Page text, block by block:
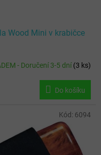
Wood Mini v krabičce
- Doručení 3-5 dní(3 ks)
Do košíku
Kód: 6094